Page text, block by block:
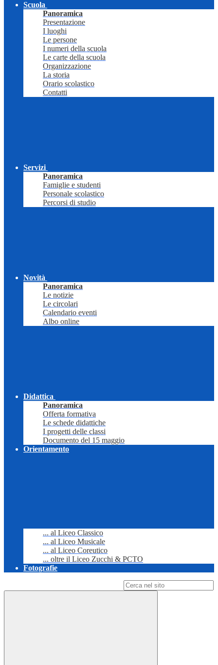
Scuola
Panoramica
Presentazione
I luoghi
Le persone
I numeri della scuola
Le carte della scuola
Organizzazione
La storia
Orario scolastico
Contatti
Servizi
Panoramica
Famiglie e studenti
Personale scolastico
Percorsi di studio
Novità
Panoramica
Le notizie
Le circolari
Calendario eventi
Albo online
Didattica
Panoramica
Offerta formativa
Le schede didattiche
I progetti delle classi
Documento del 15 maggio
Orientamento
... al Liceo Classico
... al Liceo Musicale
... al Liceo Coreutico
... oltre il Liceo Zucchi & PCTO
Fotografie